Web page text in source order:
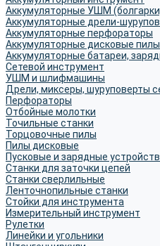
Аккумуляторные УШМ
Аккумуляторные дрели-
Аккумуляторные перфораторы
Аккумуляторные дисковые пилы
Аккумуляторные батареи,
Сетевой инструмент
УШМ и шлифмашины
Дрели, миксеры, шуруповерты
Перфораторы
Отбойные молотки
Точильные станки
Торцовочные пилы
Пилы дисковые
Пусковые и зарядные
Станки для заточки цепей
Станки сверлильные
Ленточнопильные станки
Стойки для инструмента
Измерительный инструмент
Рулетки
Линейки и угольники